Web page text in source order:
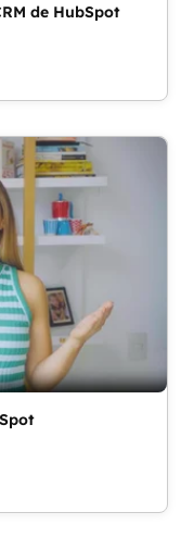
de HubSpot